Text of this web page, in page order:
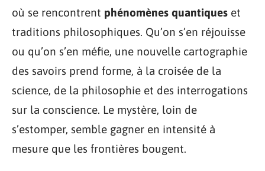
où se rencontrent phénomènes quantiques et
traditions philosophiques. Qu’on s’en réjouisse
ou qu’on s’en méfie, une nouvelle cartographie
des savoirs prend forme, à la croisée de la
science, de la philosophie et des interrogations
sur la conscience. Le mystère, loin de
s’estomper, semble gagner en intensité à
mesure que les frontières bougent.